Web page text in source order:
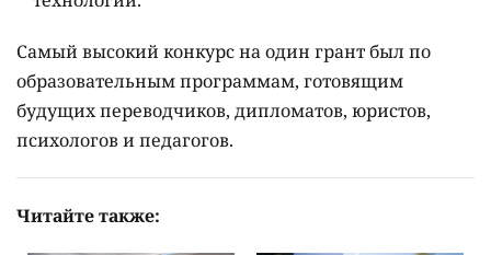
Самый высокий конкурс на один грант был по
образовательным программам, готовящим
будущих переводчиков, дипломатов, юристов,
психологов и педагогов.
Читайте также: